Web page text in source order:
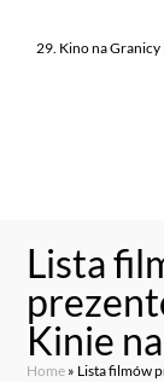
29. Kino na
Lista
Kinie
Home » Lista filmów